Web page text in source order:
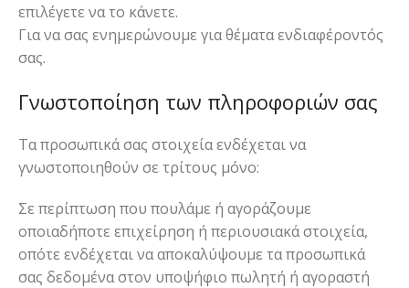
επιλέγετε να το κάνετε.
Για να σας ενημερώνουμε για θέματα ενδιαφέροντός
σας.
Γνωστοποίηση των πληροφοριών σας
Τα προσωπικά σας στοιχεία ενδέχεται να
γνωστοποιηθούν σε τρίτους μόνο:
Σε περίπτωση που πουλάμε ή αγοράζουμε
οποιαδήποτε επιχείρηση ή περιουσιακά στοιχεία,
οπότε ενδέχεται να αποκαλύψουμε τα προσωπικά
σας δεδομένα στον υποψήφιο πωλητή ή αγοραστή